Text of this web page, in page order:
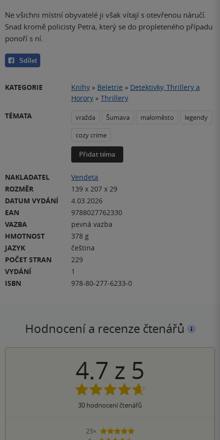
Ne všichni místní obyvatelé ji však vítají s otevřenou náručí.
Snad kromě policisty Petra, který se do propleteného případu
ponoří s ní.
Sdílet
KATEGORIE Knihy » Beletrie » Detektivky, Thrillery a
Horory » Thrillery
TÉMATA
vražda Šumava maloměsto
legendy
cozy crime
Přidat téma
NAKLADATEL
Vendeta
ROZMĚR
139 x 207 x 29
DATUM VYDÁNÍ
4.03.2026
EAN
9788027762330
VAZBA
pevná vazba
HMOTNOST
378 g
JAZYK
čeština
POČET STRAN
229
VYDÁNÍ
1
ISBN
978-80-277-6233-0
Hodnocení a recenze čtenářů
4.7 z 5
30 hodnocení čtenářů
23×
5 hvězdiček